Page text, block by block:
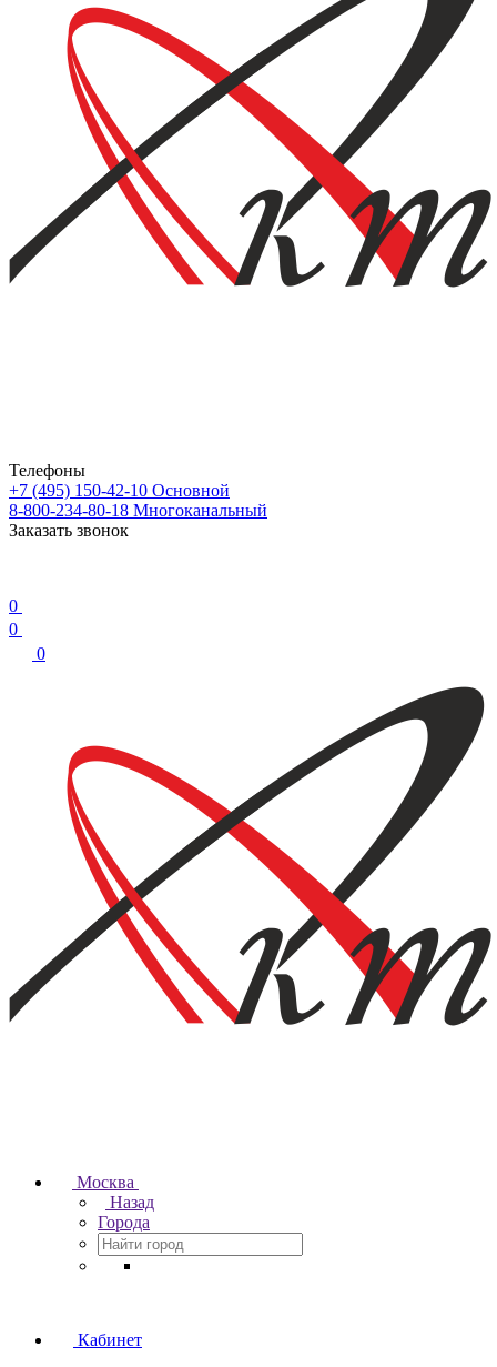
Телефоны
+7 (495) 150-42-10 Основной
8-800-234-80-18 Многоканальный
Заказать звонок
0
0
0
Москва
Назад
Города
Кабинет